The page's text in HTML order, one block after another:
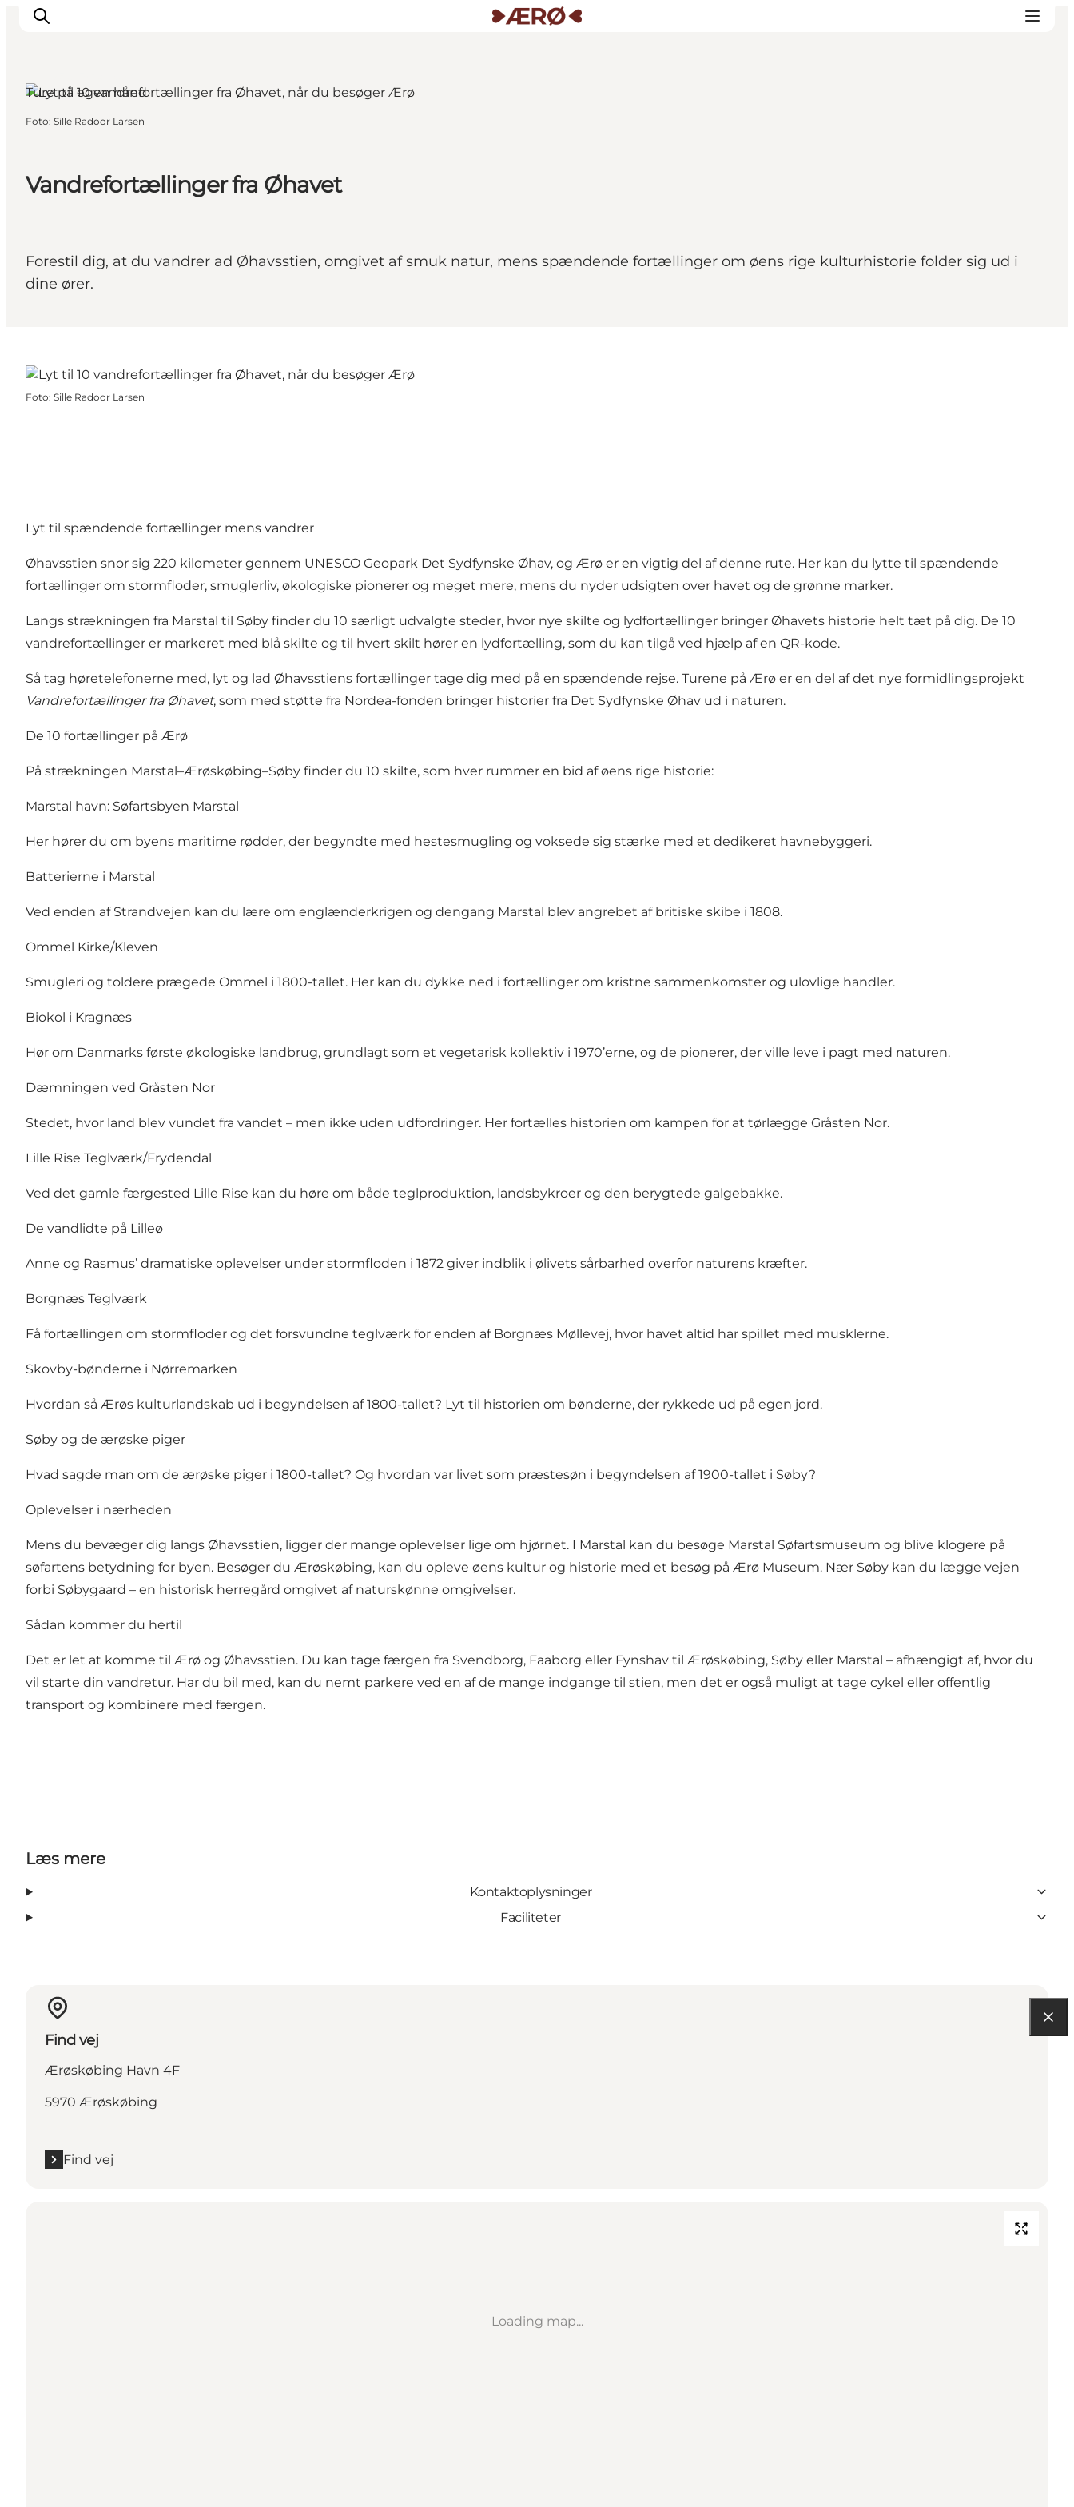
Oplevelser
Vandrefortællinger fra Øhavet
Forestil dig, at du vandrer ad Øhavsstien, omgivet af smuk natur, mens spændende fortællinger om øens rige kulturhistorie folder sig ud i
dine ører.
Ture på egen hånd
Foto: Sille Radoor Larsen
Foto: Sille Radoor Larsen
Lyt til spændende fortællinger mens vandrer
Øhavsstien snor sig 220 kilometer gennem UNESCO Geopark Det Sydfynske Øhav, og Ærø er en vigtig del af denne rute. Her kan du lytte til spændende
fortællinger om stormfloder, smuglerliv, økologiske pionerer og meget mere, mens du nyder udsigten over havet og de grønne marker.
Langs strækningen fra Marstal til Søby finder du 10 særligt udvalgte steder, hvor nye skilte og lydfortællinger bringer Øhavets historie helt tæt på dig. De 10
vandrefortællinger er markeret med blå skilte og til hvert skilt hører en lydfortælling, som du kan tilgå ved hjælp af en QR-kode.
Så tag høretelefonerne med, lyt og lad Øhavsstiens fortællinger tage dig med på en spændende rejse. Turene på Ærø er en del af det nye formidlingsprojekt
Vandrefortællinger fra Øhavet, som med støtte fra Nordea-fonden bringer historier fra Det Sydfynske Øhav ud i naturen.
De 10 fortællinger på Ærø
På strækningen Marstal–Ærøskøbing–Søby finder du 10 skilte, som hver rummer en bid af øens rige historie:
Marstal havn: Søfartsbyen Marstal
Her hører du om byens maritime rødder, der begyndte med hestesmugling og voksede sig stærke med et dedikeret havnebyggeri.
Batterierne i Marstal
Ved enden af Strandvejen kan du lære om englænderkrigen og dengang Marstal blev angrebet af britiske skibe i 1808.
Ommel Kirke/Kleven
Smugleri og toldere prægede Ommel i 1800-tallet. Her kan du dykke ned i fortællinger om kristne sammenkomster og ulovlige handler.
Biokol i Kragnæs
Hør om Danmarks første økologiske landbrug, grundlagt som et vegetarisk kollektiv i 1970’erne, og de pionerer, der ville leve i pagt med naturen.
Dæmningen ved Gråsten Nor
Stedet, hvor land blev vundet fra vandet – men ikke uden udfordringer. Her fortælles historien om kampen for at tørlægge Gråsten Nor.
Lille Rise Teglværk/Frydendal
Ved det gamle færgested Lille Rise kan du høre om både teglproduktion, landsbykroer og den berygtede galgebakke.
De vandlidte på Lilleø
Anne og Rasmus’ dramatiske oplevelser under stormfloden i 1872 giver indblik i ølivets sårbarhed overfor naturens kræfter.
Borgnæs Teglværk
Få fortællingen om stormfloder og det forsvundne teglværk for enden af Borgnæs Møllevej, hvor havet altid har spillet med musklerne.
Skovby-bønderne i Nørremarken
Hvordan så Ærøs kulturlandskab ud i begyndelsen af 1800-tallet? Lyt til historien om bønderne, der rykkede ud på egen jord.
Søby og de ærøske piger
Hvad sagde man om de ærøske piger i 1800-tallet? Og hvordan var livet som præstesøn i begyndelsen af 1900-tallet i Søby?
Oplevelser i nærheden
Mens du bevæger dig langs Øhavsstien, ligger der mange oplevelser lige om hjørnet. I Marstal kan du besøge Marstal Søfartsmuseum og blive klogere på
søfartens betydning for byen. Besøger du Ærøskøbing, kan du opleve øens kultur og historie med et besøg på Ærø Museum. Nær Søby kan du lægge vejen
forbi Søbygaard – en historisk herregård omgivet af naturskønne omgivelser.
Sådan kommer du hertil
Det er let at komme til Ærø og Øhavsstien. Du kan tage færgen fra Svendborg, Faaborg eller Fynshav til Ærøskøbing, Søby eller Marstal – afhængigt af, hvor du
vil starte din vandretur. Har du bil med, kan du nemt parkere ved en af de mange indgange til stien, men det er også muligt at tage cykel eller offentlig
transport og kombinere med færgen.
Læs mere
Kontaktoplysninger
Faciliteter
Find vej
Ærøskøbing Havn 4F
5970 Ærøskøbing
Find vej
Loading map...